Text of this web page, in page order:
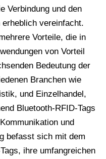
Verbindung und den
vereinfacht.
Vorteile, die in
von Vorteil
Bedeutung der
Branchen wie
und Einzelhandel,
Bluetooth-RFID-Tags
und
befasst sich mit dem
ihre umfangreichen